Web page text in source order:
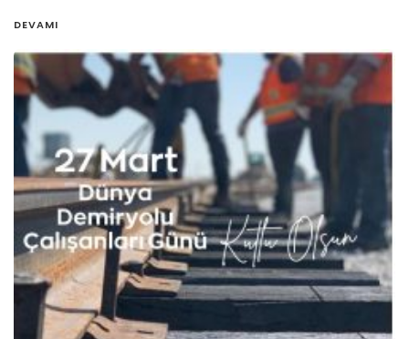
DEVAMI